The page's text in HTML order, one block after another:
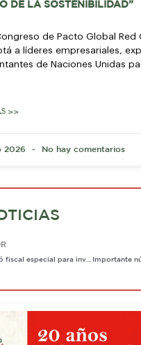
DE LA SOSTENIBILIDAD”
de Pacto Global Red
a líderes empresariales,
de Naciones Unidas
>>
2026 No hay comentarios
Se designó fiscal especial para investigar atraco de la comuna 6